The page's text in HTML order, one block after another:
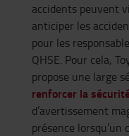
accidents peuvent
anticiper les
pour les
QHSE. Pour cela,
propose une large
renforcer la
d’avertissement
présence